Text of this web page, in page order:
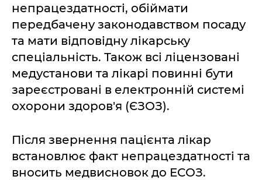
непрацездатності, обіймати
передбачену законодавством посаду
та мати відповідну лікарську
спеціальність. Також всі ліцензовані
медустанови та лікарі повинні бути
зареєстровані в електронній системі
охорони здоров'я (ЄЗОЗ).
Після звернення пацієнта лікар
встановлює факт непрацездатності та
вносить медвисновок до ЕСОЗ.